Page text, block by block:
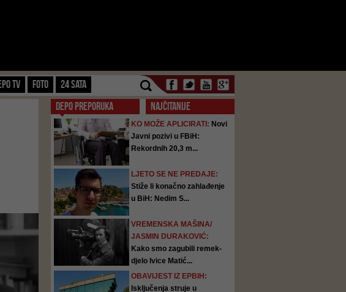
TV FOTO 24 SATA
DEPO PREPORUKA NAJČITANIJE
KO MOŽE APLICIRATI: Novi
Javni pozivi u FBiH:
Rekordnih 20,3 m...
LJETO SE NE PREDAJE:
Stiže li konačno zahlađenje
u BiH: Nedim S...
VREMENSKA MAŠINA/
JASMIN DURAKOVIĆ:
Kako smo zagubili remek-
djelo Ivice Matić...
OBAVIJEST IZ EPBIH:
Isključenja struje u